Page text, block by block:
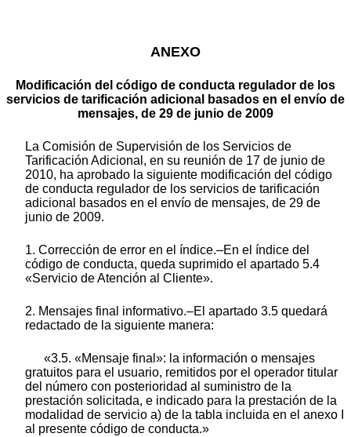
ANEXO
Modificación del código de conducta regulador de los
servicios de tarificación adicional basados en el envío de
mensajes, de 29 de junio de 2009
La Comisión de Supervisión de los Servicios de
Tarificación Adicional, en su reunión de 17 de junio de
2010, ha aprobado la siguiente modificación del código
de conducta regulador de los servicios de tarificación
adicional basados en el envío de mensajes, de 29 de
junio de 2009.
1. Corrección de error en el índice.–En el índice del
código de conducta, queda suprimido el apartado 5.4
«Servicio de Atención al Cliente».
2. Mensajes final informativo.–El apartado 3.5 quedará
redactado de la siguiente manera:
«3.5. «Mensaje final»: la información o mensajes
gratuitos para el usuario, remitidos por el operador titular
del número con posterioridad al suministro de la
prestación solicitada, e indicado para la prestación de la
modalidad de servicio a) de la tabla incluida en el anexo I
al presente código de conducta.»